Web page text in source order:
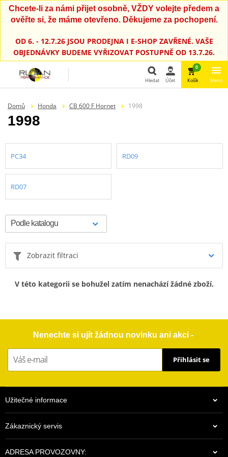
Chcete-li za námi přijet osobně, VŽDY volejte předem a
ověřte si, že máme otevřeno. Děkujeme za pochopení.
OD 6. - 12.7.26 JSOU PRODEJNA I E-SHOP ZAVŘENÉ. VAŠE
OBJEDNÁVKY BUDEME VYŘIZOVAT POSTUPNĚ OD 13.7.26.
Hledat Účet
0
Košík Menu
Domů Honda CB 600 F Hornet 1998
1998
PC34 RD09
RD07
Zobrazit filtraci
V této kategorii se bohužel zatím nenachází žádné zboží.
Nenechte si ujít žádnou novinku ani akci -
Přihlásit se
Užitečné informace
Zákaznický servis
ADRESA PROVOZOVNY: